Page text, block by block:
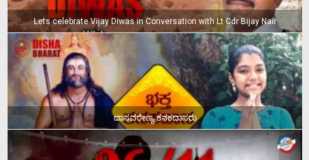
Lets celebrate Vijay Diwas in Conversation with Lt Cdr Bijay Nair
ದಾಸವರೇಣ್ಯ ಕನಕದಾಸರು